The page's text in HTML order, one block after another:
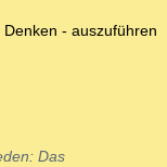
- auszuführen
Das